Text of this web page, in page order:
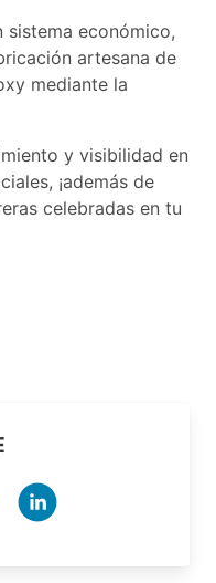
sistema económico,
artesana de
mediante la
y visibilidad en
¡además de
celebradas en tu